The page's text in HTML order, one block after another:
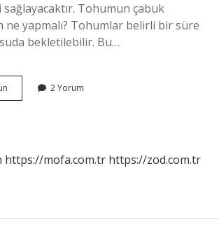
Tohumun çabuk
ne yapmalı? Tohumlar belirli bir süre
suda bekletilebilir. Bu…
Neden
2 Yorum
https://mofa.com.tr https://zod.com.tr